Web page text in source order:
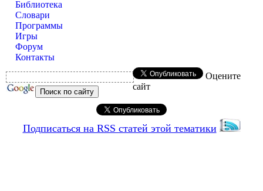
Библиотека
Словари
Программы
Игры
Форум
Контакты
Оцените
сайт
Подписаться на RSS статей этой тематики